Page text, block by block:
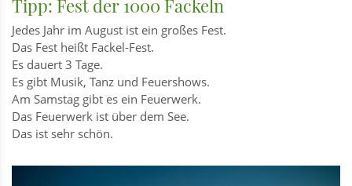
Tipp: Fest der 1000 Fackeln
Jedes Jahr im August ist ein großes Fest.
Das Fest heißt Fackel-Fest.
Es dauert 3 Tage.
Es gibt Musik, Tanz und Feuershows.
Am Samstag gibt es ein Feuerwerk.
Das Feuerwerk ist über dem See.
Das ist sehr schön.